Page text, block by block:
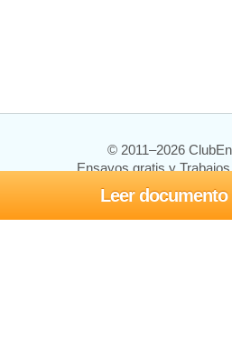
Leer
© 2011–2026
Ensayos gratis y